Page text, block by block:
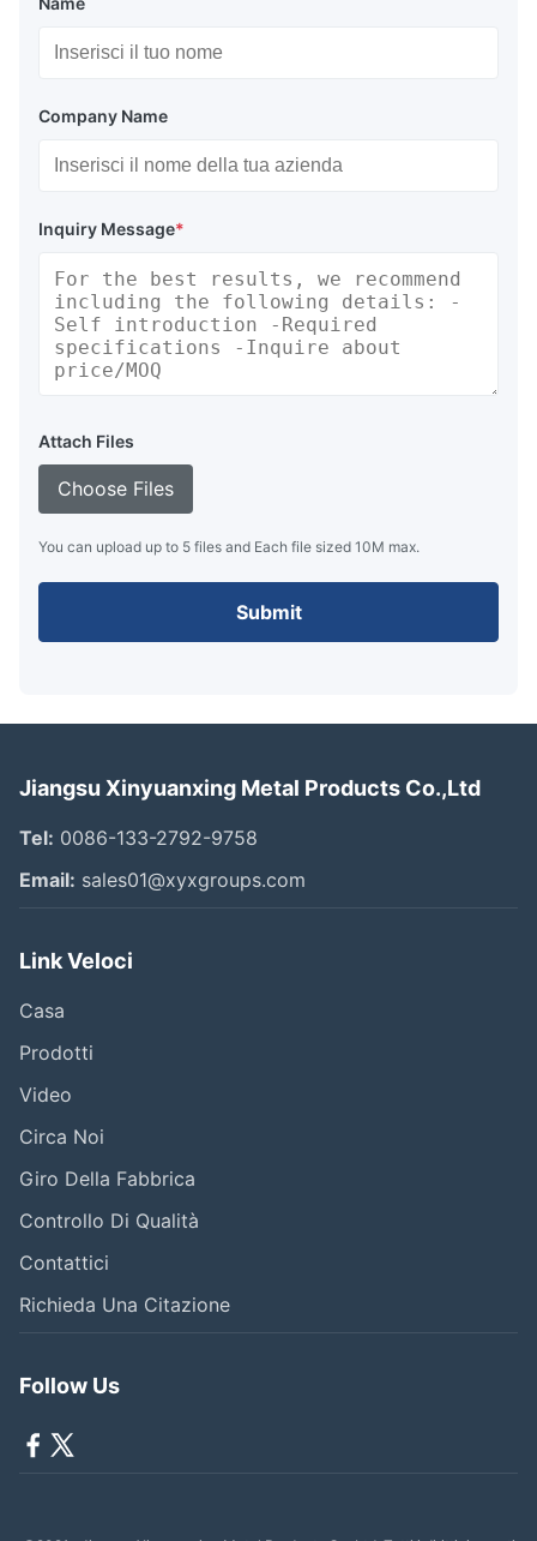
Company Name
Inquiry Message*
Attach Files
Choose Files
You can upload up to 5 files and Each file sized 10M max.
Submit
Jiangsu Xinyuanxing Metal Products Co.,Ltd
Tel: 0086-133-2792-9758
Email: sales01@xyxgroups.com
Link Veloci
Casa
Prodotti
Video
Circa Noi
Giro Della Fabbrica
Controllo Di Qualità
Contattici
Richieda Una Citazione
Follow Us